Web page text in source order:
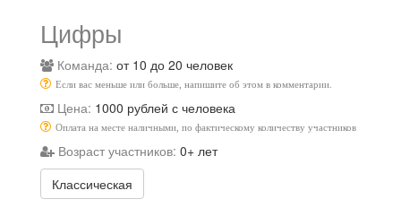
Цифры
Команда: от 10 до 20 человек
Если вас меньше или больше, напишите об этом в комментарии.
Цена: 1000 рублей с человека
Оплата на месте наличными, по фактическому количеству участников
Возраст участников: 0+ лет
Классическая